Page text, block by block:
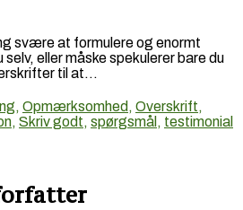
svære at formulere og enormt
eller måske spekulerer bare du
til at…
, Opmærksomhed , Overskrift,
, Skriv godt, spørgsmål , testimonial